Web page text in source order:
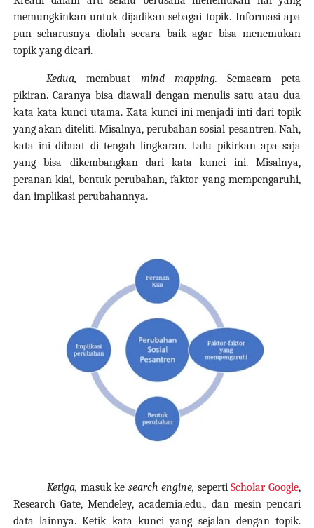
memungkinkan untuk dijadikan sebagai topik. Informasi apa
pun seharusnya diolah secara baik agar bisa menemukan
topik yang dicari.
Kedua,membuat mind mapping. Semacam peta
pikiran. Caranya bisa diawali dengan menulis satu atau dua
kata kata kunci utama. Kata kunci ini menjadi inti dari topik
yang akan diteliti. Misalnya, perubahan sosial pesantren. Nah,
kata ini dibuat di tengah lingkaran. Lalu pikirkan apa saja
yang bisa dikembangkan dari kata kunci ini. Misalnya,
peranan kiai, bentuk perubahan, faktor yang mempengaruhi,
dan implikasi perubahannya.
Ketiga, masuk kesearch engine, sepertiScholar Google,
Research Gate, Mendeley, academia.edu., dan mesin pencari
data lainnya. Ketik kata kunci yang sejalan dengan topik.